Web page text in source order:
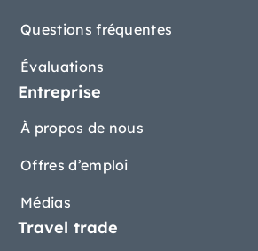
Questions fréquentes
Évaluations
Entreprise
À propos de nous
Offres d’emploi
Médias
Travel trade